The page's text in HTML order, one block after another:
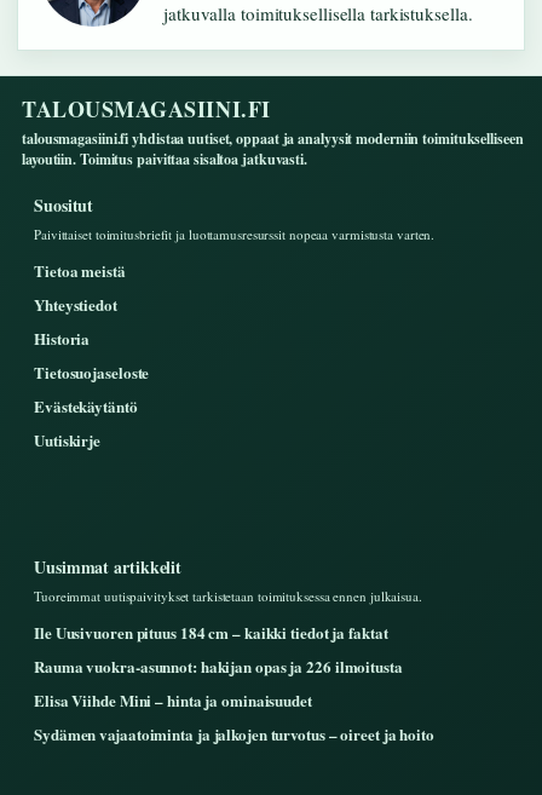
jatkuvalla toimituksellisella tarkistuksella.
TALOUSMAGASIINI.FI
talousmagasiini.fi yhdistaa uutiset, oppaat ja analyysit moderniin toimitukselliseen
layoutiin. Toimitus paivittaa sisaltoa jatkuvasti.
Suositut
Paivittaiset toimitusbriefit ja luottamusresurssit nopeaa varmistusta varten.
Tietoa meistä
Yhteystiedot
Historia
Tietosuojaseloste
Evästekäytäntö
Uutiskirje
Uusimmat artikkelit
Tuoreimmat uutispaivitykset tarkistetaan toimituksessa ennen julkaisua.
Ile Uusivuoren pituus 184 cm – kaikki tiedot ja faktat
Rauma vuokra-asunnot: hakijan opas ja 226 ilmoitusta
Elisa Viihde Mini – hinta ja ominaisuudet
Sydämen vajaatoiminta ja jalkojen turvotus – oireet ja hoito